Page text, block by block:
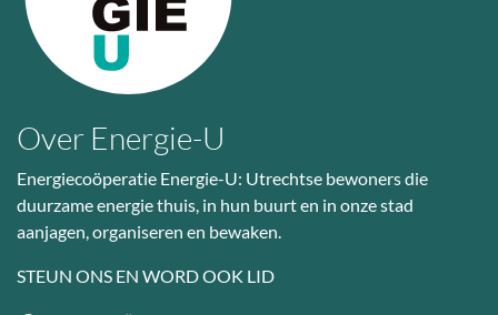
Over Energie-U
Energiecoöperatie Energie-U: Utrechtse bewoners die
duurzame energie thuis, in hun buurt en in onze stad
aanjagen, organiseren en bewaken.
STEUN ONS EN WORD OOK LID